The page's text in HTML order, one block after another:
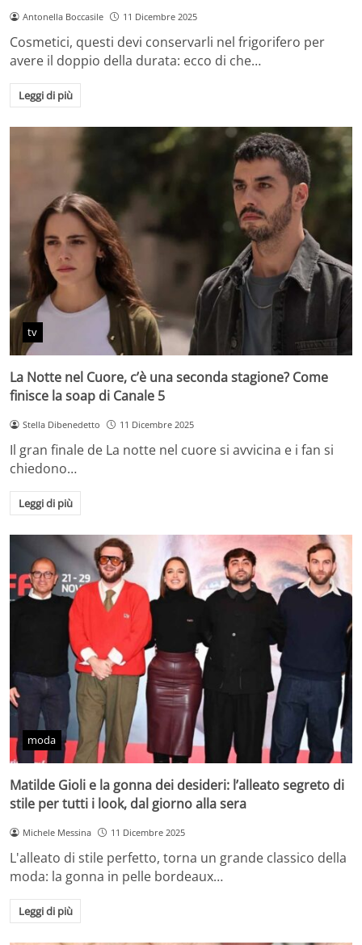
Antonella Boccasile 11 Dicembre 2025
Cosmetici, questi devi conservarli nel frigorifero per
avere il doppio della durata: ecco di che…
Leggi di più
tv
La Notte nel Cuore, c’è una seconda stagione? Come
finisce la soap di Canale 5
Stella Dibenedetto 11 Dicembre 2025
Il gran finale de La notte nel cuore si avvicina e i fan si
chiedono…
Leggi di più
moda
Matilde Gioli e la gonna dei desideri: l’alleato segreto di
stile per tutti i look, dal giorno alla sera
Michele Messina 11 Dicembre 2025
L'alleato di stile perfetto, torna un grande classico della
moda: la gonna in pelle bordeaux…
Leggi di più